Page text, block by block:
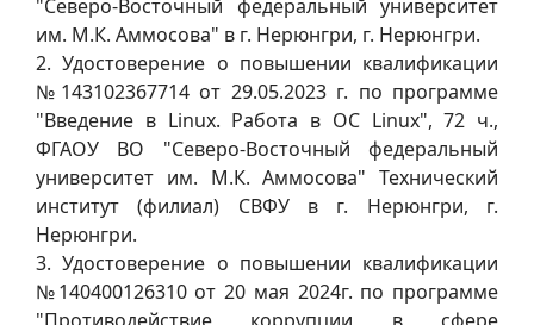
"Северо-Восточный федеральный университет
им. М.К. Аммосова" в г. Нерюнгри, г. Нерюнгри.
2. Удостоверение о повышении квалификации
№143102367714 от 29.05.2023 г. по программе
"Введение в Linux. Работа в OC Linux", 72 ч.,
ФГАОУ ВО "Северо-Восточный федеральный
университет им. М.К. Аммосова" Технический
институт (филиал) СВФУ в г. Нерюнгри, г.
Нерюнгри.
3. Удостоверение о повышении квалификации
№140400126310 от 20 мая 2024г. по программе